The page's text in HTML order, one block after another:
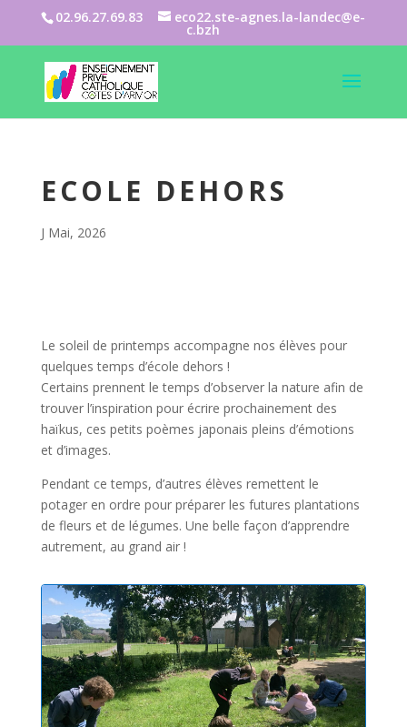
02.96.27.69.83 eco22.ste-agnes.la-landec@e-
c.bzh
ECOLE DEHORS
J Mai, 2026
Le soleil de printemps accompagne nos élèves pour
quelques temps d’école dehors !
Certains prennent le temps d’observer la nature afin de
trouver l’inspiration pour écrire prochainement des
haïkus, ces petits poèmes japonais pleins d’émotions
et d’images.
Pendant ce temps, d’autres élèves remettent le
potager en ordre pour préparer les futures plantations
de fleurs et de légumes. Une belle façon d’apprendre
autrement, au grand air !